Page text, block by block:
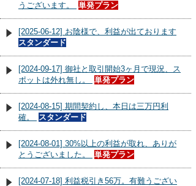
うございます。
単発プラン
[2025-06-12] お陰様で、利益が出ております
スタンダード
[2024-09-17] 御社と取引開始3ヶ月で現況、ス
ポットは外れ無し。
単発プラン
[2024-08-15] 期間契約し、本日は三万円利
確。
スタンダード
[2024-08-01] 30%以上の利益が取れ、ありが
とうございました。
単発プラン
[2024-07-18] 利益税引き56万。有難うござい